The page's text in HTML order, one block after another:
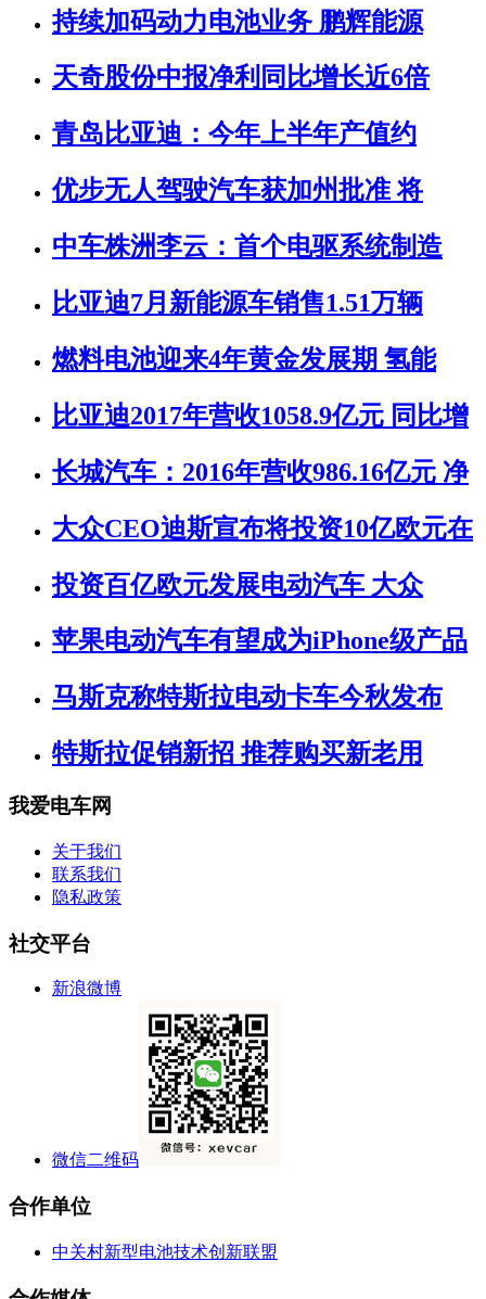
持续加码动力电池业务 鹏辉能源
天奇股份中报净利同比增长近6倍
青岛比亚迪：今年上半年产值约
优步无人驾驶汽车获加州批准 将
中车株洲李云：首个电驱系统制造
比亚迪7月新能源车销售1.51万辆
燃料电池迎来4年黄金发展期 氢能
比亚迪2017年营收1058.9亿元 同比增
长城汽车：2016年营收986.16亿元 净
大众CEO迪斯宣布将投资10亿欧元在
投资百亿欧元发展电动汽车 大众
苹果电动汽车有望成为iPhone级产品
马斯克称特斯拉电动卡车今秋发布
特斯拉促销新招 推荐购买新老用
我爱电车网
关于我们
联系我们
隐私政策
社交平台
新浪微博
微信二维码
合作单位
中关村新型电池技术创新联盟